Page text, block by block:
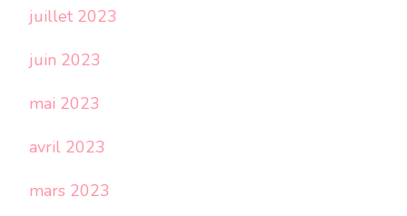
juillet 2023
juin 2023
mai 2023
avril 2023
mars 2023